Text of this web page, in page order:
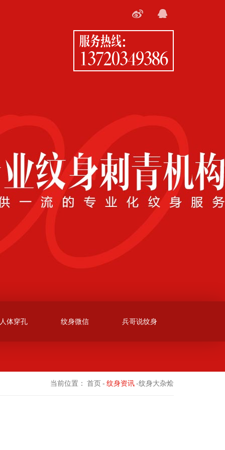
服务热线：
13720349386
人体穿孔 纹身微信 兵哥说纹身
当前位置： 首页- 纹身资讯-纹身大杂烩